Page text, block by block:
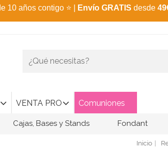
10 años contigo ⭐ Envío GRATIS desde
VENTA PRO Comuniones
Cajas, Bases y Stands Fondant
Inicio